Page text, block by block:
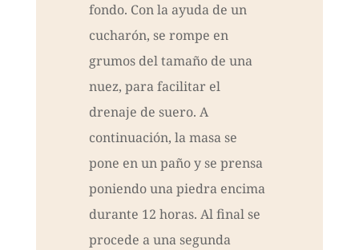
fondo. Con la ayuda de un
cucharón, se rompe en
grumos del tamaño de una
nuez, para facilitar el
drenaje de suero. A
continuación, la masa se
pone en un paño y se prensa
poniendo una piedra encima
durante 12 horas. Al final se
procede a una segunda